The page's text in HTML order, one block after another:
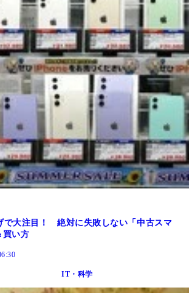
で大注目！ 絶対に失敗しない「中古スマ
買い方
IT・科学